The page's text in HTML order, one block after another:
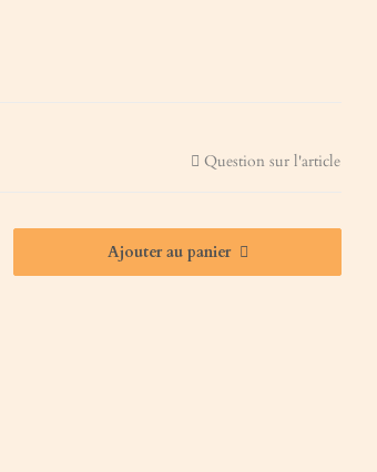
Question sur l'article
Ajouter au panier